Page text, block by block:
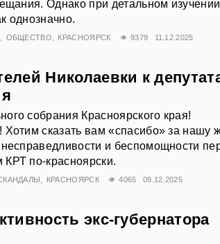
Однако при детальном изучении
однозначно.
ОБЩЕСТВО КРАСНОЯРСК 9379 11.12.2025
Николаевки к
собрания Красноярского края!
сказать вам «спасибо» за нашу
и беспомощности
по-красноярски.
КРАСНОЯРСК 4065 09.12.2025
экс-губернатора